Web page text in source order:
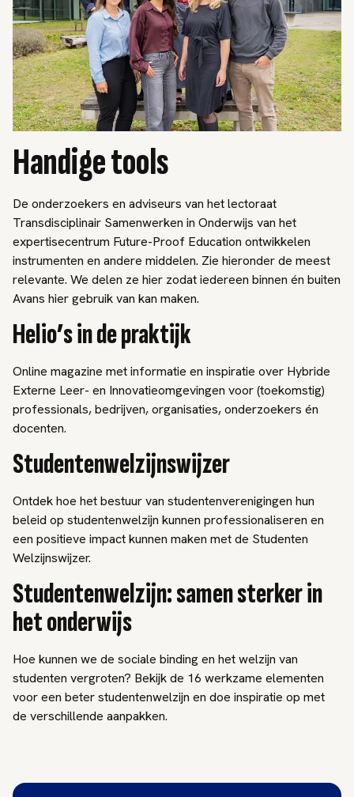
Handige tools
De onderzoekers en adviseurs van het lectoraat
Transdisciplinair Samenwerken in Onderwijs van het
expertisecentrum Future-Proof Education ontwikkelen
instrumenten en andere middelen. Zie hieronder de meest
relevante. We delen ze hier zodat iedereen binnen én buiten
Avans hier gebruik van kan maken.
Helio’s in de praktijk
Online magazine met informatie en inspiratie over Hybride
Externe Leer- en Innovatieomgevingen voor (toekomstig)
professionals, bedrijven, organisaties, onderzoekers én
docenten.
Studentenwelzijnswijzer
Ontdek hoe het bestuur van studentenverenigingen hun
beleid op studentenwelzijn kunnen professionaliseren en
een positieve impact kunnen maken met de Studenten
Welzijnswijzer.
Studentenwelzijn: samen sterker in
het onderwijs
Hoe kunnen we de sociale binding en het welzijn van
studenten vergroten? Bekijk de 16 werkzame elementen
voor een beter studentenwelzijn en doe inspiratie op met
de verschillende aanpakken.